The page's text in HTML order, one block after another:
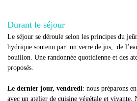
Durant le séjour
Le séjour se déroule selon les principes du
hydrique soutenu par un verre de jus, de
bouillon. Une randonnée quotidienne et des
proposés.
Le dernier jour, vendredi: nous préparons
avec un atelier de cuisine végétale et vivante.